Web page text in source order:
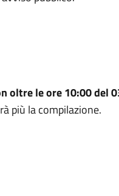
oltre le ore 10:00 del
più la compilazione.